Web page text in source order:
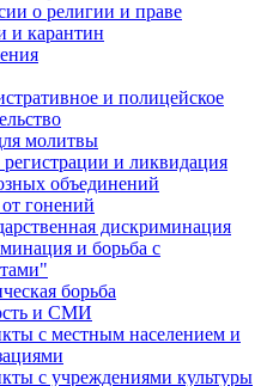
о религии и праве
и карантин
и полицейское
молитвы
регистрации и ликвидация
объединений
гонений
дискриминация
и борьба с
борьба
и СМИ
с местным населением и
с учреждениями культуры